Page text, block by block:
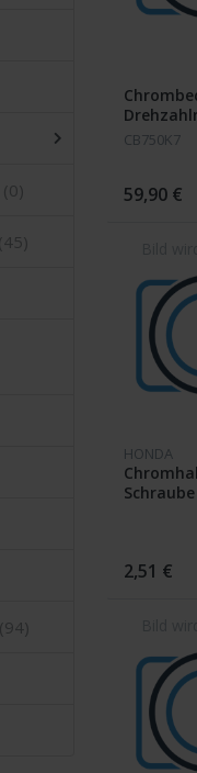
CB500K2
CB750K7
59,90 €
HONDA
2,51 €